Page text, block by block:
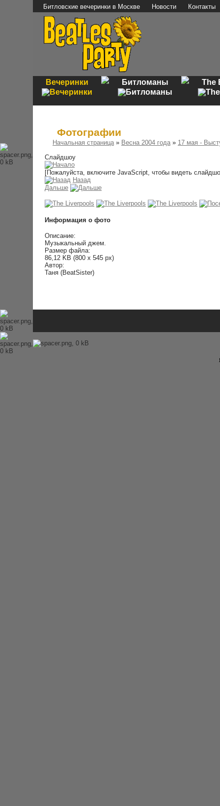
Битловские вечеринки в Москве Новости Контакты
Вечеринки Битломаны The
Фотографии
Начальная страница» Весна 2004 года» 17 мая -
Слайдшоу
[Пожалуйста, включите JavaScript, чтобы видеть
Назад
Дальше
Информация о фото
Описание:
Музыкальный джем.
Размер файла:
86,12 KB (800 x 545 px)
Автор:
Таня (BeatSister)